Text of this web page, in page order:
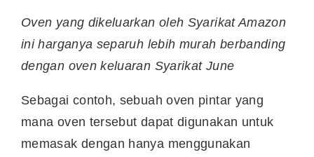
Oven yang dikeluarkan oleh Syarikat Amazon
ini harganya separuh lebih murah berbanding
dengan oven keluaran Syarikat June
Sebagai contoh, sebuah oven pintar yang
mana oven tersebut dapat digunakan untuk
memasak dengan hanya menggunakan